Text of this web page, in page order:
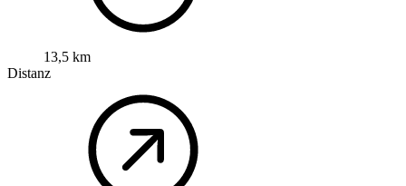
13,5 km
Distanz